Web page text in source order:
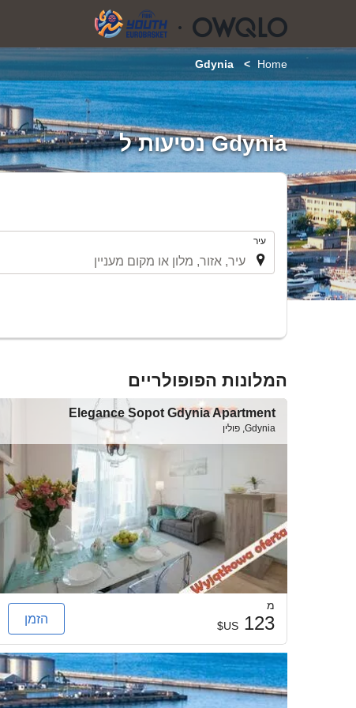
Home
Gdynia נסיעות ל
עיר
המלונות הפופולריים
Elegance Sopot Gdynia Apartment
Gdynia, פולין
מ
123
US$ הזמן